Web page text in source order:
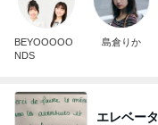
BEYOOOOO
NDS
島倉りか
エレベー